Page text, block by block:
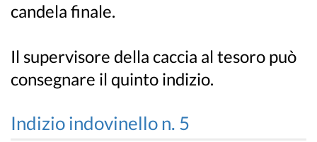
candela finale.
Il supervisore della caccia al tesoro può
consegnare il quinto indizio.
Indizio indovinello n. 5